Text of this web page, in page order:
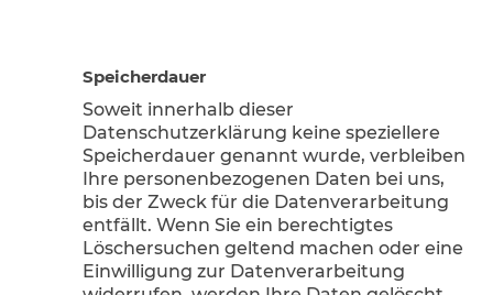
Speicherdauer
Soweit innerhalb dieser
Datenschutzerklärung keine speziellere
Speicherdauer genannt wurde, verbleiben
Ihre personenbezogenen Daten bei uns,
bis der Zweck für die Datenverarbeitung
entfällt. Wenn Sie ein berechtigtes
Löschersuchen geltend machen oder eine
Einwilligung zur Datenverarbeitung